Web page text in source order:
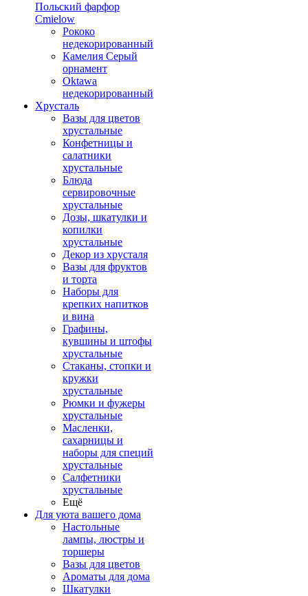
Польский фарфор
Сmielow
Рококо
недекорированный
Камелия Серый
орнамент
Oktawa
недекорированный
Хрусталь
Вазы для цветов
хрустальные
Конфетницы и
салатники
хрустальные
Блюда
сервировочные
хрустальные
Дозы, шкатулки и
копилки
хрустальные
Декор из хрусталя
Вазы для фруктов
и торта
Наборы для
крепких напитков
и вина
Графины,
кувшины и штофы
хрустальные
Стаканы, стопки и
кружки
хрустальные
Рюмки и фужеры
хрустальные
Масленки,
сахарницы и
наборы для специй
хрустальные
Салфетники
хрустальные
Ещё
Для уюта вашего дома
Настольные
лампы, люстры и
торшеры
Вазы для цветов
Ароматы для дома
Шкатулки